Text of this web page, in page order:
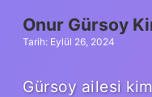
Onur Gürsoy
Tarih: Eylül 26, 2024
Gürsoy ailesi